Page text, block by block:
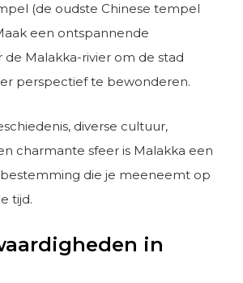
(de oudste Chinese tempel
een ontspannende
Malakka-rivier om de stad
perspectief te bewonderen.
diverse cultuur,
charmante sfeer is Malakka een
die je meeneemt op
tijd.
in